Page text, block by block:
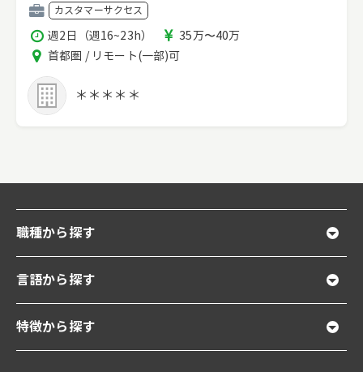
職
種
カスタマーサクセス
稼
働
時
間
週2日（週16~23h）
報
酬
35万〜40万
エ
ア
首都圏 / リモート(一部)可
＊＊＊＊＊
職種から探す
言語から探す
特徴から探す